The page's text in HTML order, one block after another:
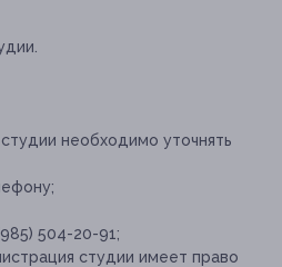
необходимо уточнять
504-20-91;
студии имеет право